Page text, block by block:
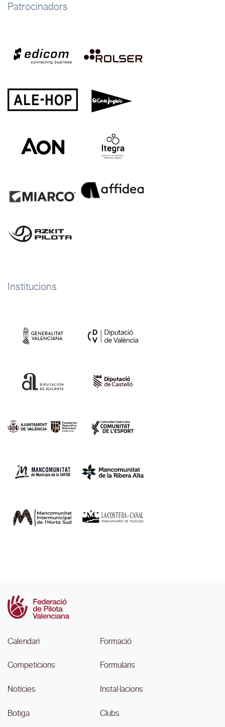
Patrocinadors
Institucions
Calendari
Competicions
Notícies
Botiga
Formació
Formularis
Instal·lacions
Clubs